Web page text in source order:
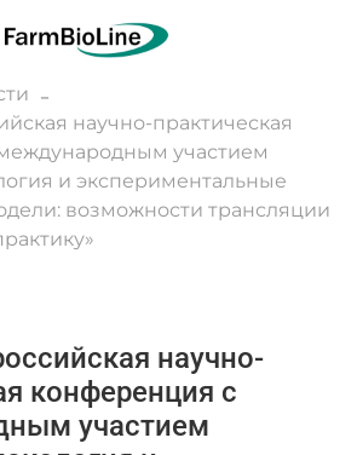
научно-практическая
участием
и экспериментальные
возможности трансляции
научно-
конференция с
участием